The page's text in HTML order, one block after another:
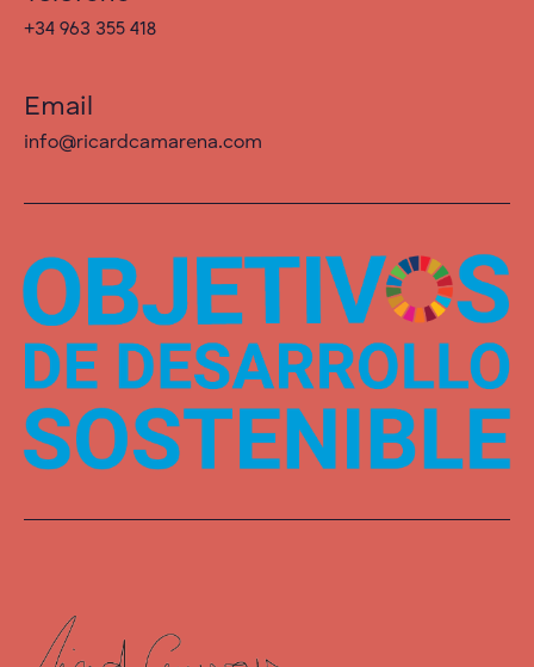
+34 963 355 418
Email
info@ricardcamarena.com